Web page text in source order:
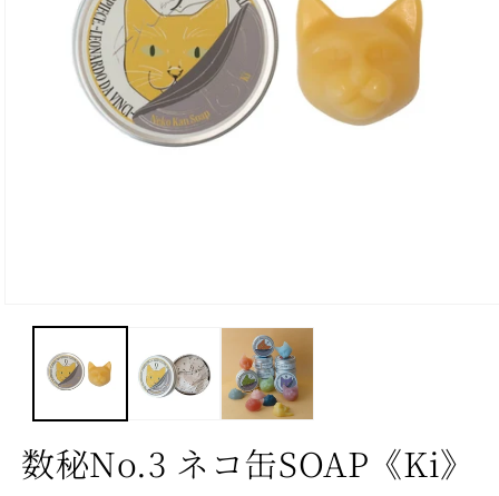
数秘No.3 ネコ缶SOAP《Ki》